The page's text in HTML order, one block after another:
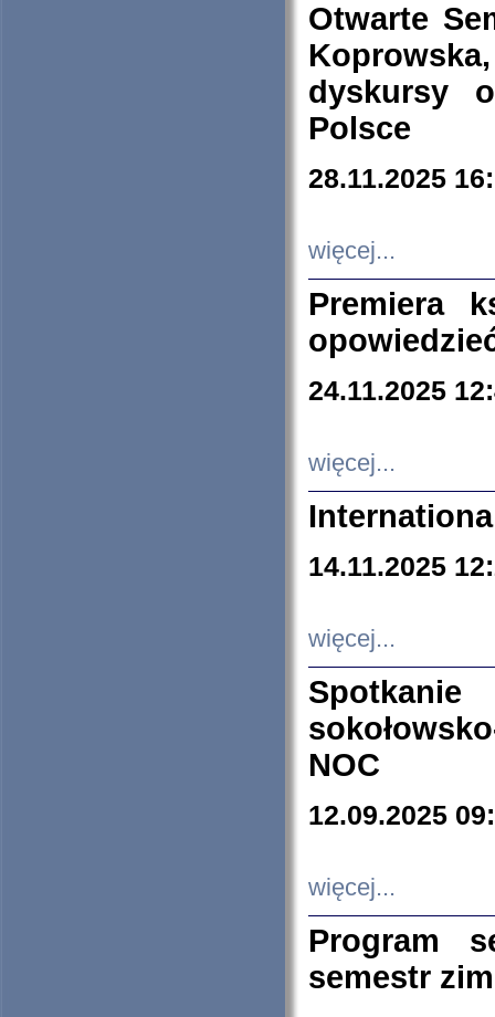
Otwarte
dyskursy
Polsce
28.11.2025
więcej...
Premiera
24.11.2025
więcej...
14.11.2025
więcej...
NOC
12.09.2025
więcej...
Program
semestr